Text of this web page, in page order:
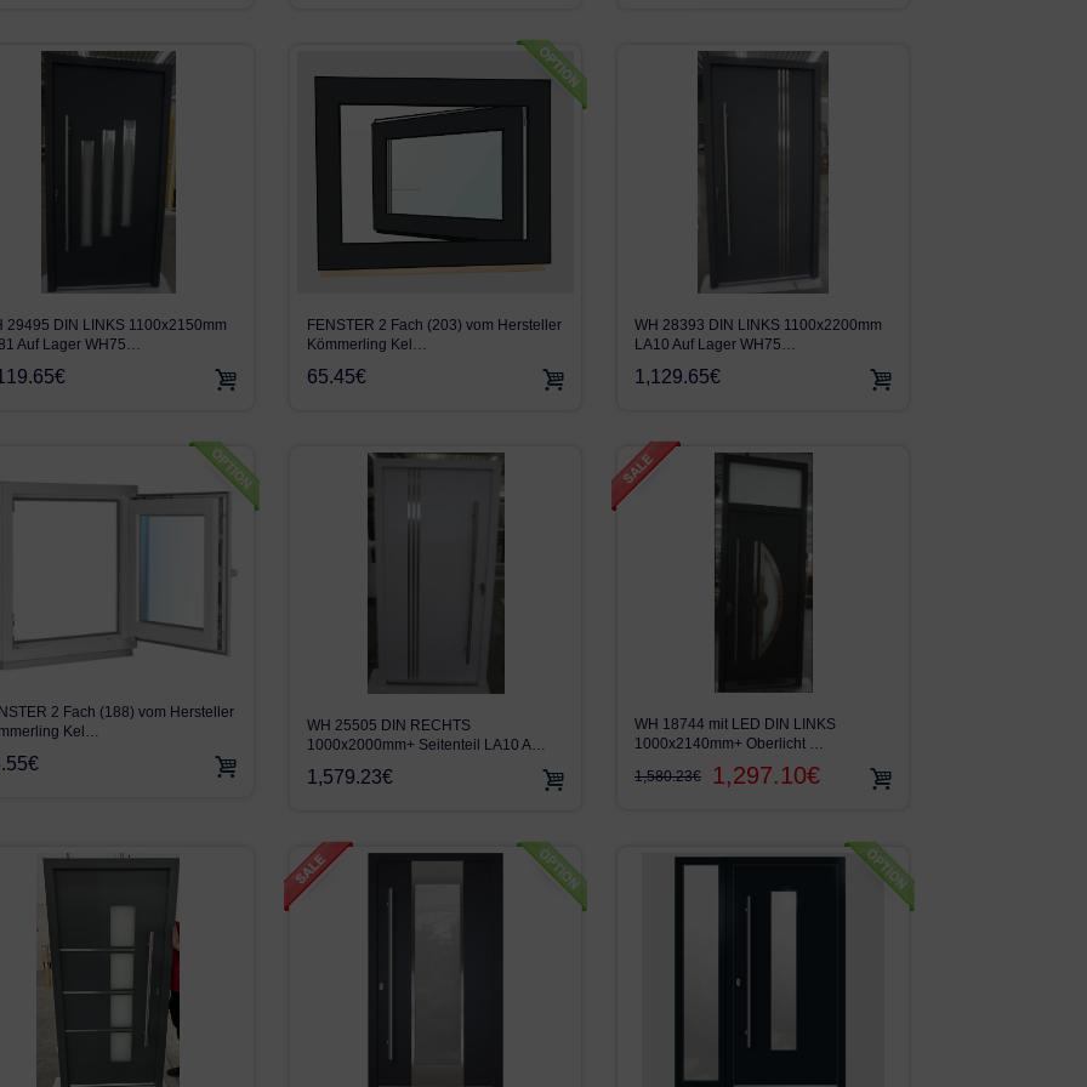
29495 DIN LINKS 1100x2150mm
Auf Lager WH75…
FENSTER 2 Fach (203) vom Hersteller
Kömmerling Kel…
65.45€
WH 28393 DIN LINKS 1100x2200mm
LA10 Auf Lager WH75…
1,129.65€
2 Fach (188) vom Hersteller
Kel…
WH 25505 DIN RECHTS
1000x2000mm+ Seitenteil LA10 A…
1,579.23€
WH 18744 mit LED DIN LINKS
1000x2140mm+ Oberlicht …
1,580.23€
1,297.10€